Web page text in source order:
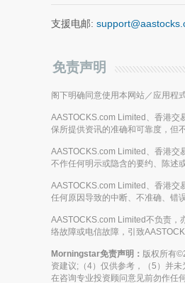
支援电邮:
免责声明
阁下明确同意使用本网站／应用程
AASTOCKS.com Limited、香港交
保所提供资讯的准确和可靠度，但
AASTOCKS.com Limited、香港交
不作任何明示或隐含的要约、陈述
AASTOCKS.com Limited、香港交
任何原因导致的中断、不准确、错
AASTOCKS.com Limited不负责，
络故障或电信故障，引致
Morningstar免责声明： 版权所有
资建议;（4）仅供参考，（5）并
在咨询专业投资顾问意见前勿作任